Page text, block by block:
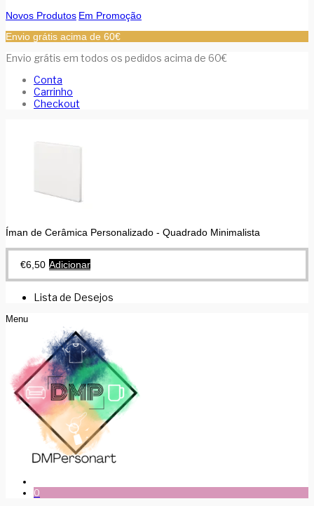
Novos Produtos Em Promoção
Envio grátis acima de 60€
Envio grátis em todos os pedidos acima de 60€
Conta
Carrinho
Checkout
Íman de Cerâmica Personalizado - Quadrado Minimalista
€6,50 Adicionar
Lista de Desejos
Menu
0